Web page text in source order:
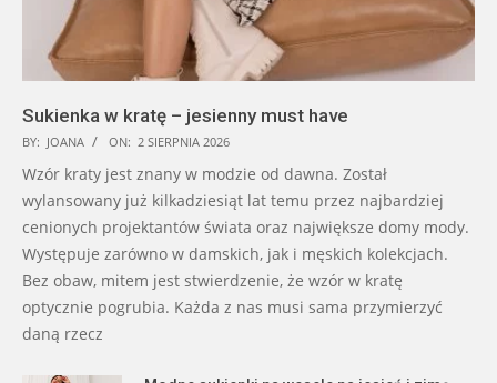
Sukienka w kratę – jesienny must have
BY: JOANA ON: 2 SIERPNIA 2026
Wzór kraty jest znany w modzie od dawna. Został
wylansowany już kilkadziesiąt lat temu przez najbardziej
cenionych projektantów świata oraz największe domy mody.
Występuje zarówno w damskich, jak i męskich kolekcjach.
Bez obaw, mitem jest stwierdzenie, że wzór w kratę
optycznie pogrubia. Każda z nas musi sama przymierzyć
daną rzecz